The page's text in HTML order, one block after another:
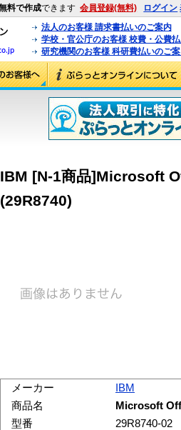
料で作成できます 会員登録(無料) ログイン
法人のお客様 請求書払いのご案内
学校・官公庁のお客様 校費・公費
研究機関のお客様 科研費払いのご
IBM [N-1商品]Microsoft
(29R8740)
メーカー
IBM
商品名
Microsoft
型番
29R8740-02